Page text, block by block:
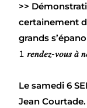
>>
certainement
grands
𝟷 𝑟𝑒𝑛𝑑𝑒𝑧-𝑣𝑜𝑢𝑠 𝑎̀
Le samedi 6
Jean Courtade.